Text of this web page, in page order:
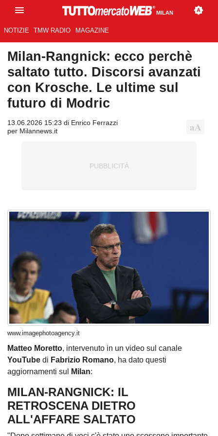
MILAN
NOTIZIE TMW RADIO MAGAZINE
Milan-Rangnick: ecco perchè
saltato tutto. Discorsi avanzati
con Krosche. Le ultime sul
futuro di Modric
13.06.2026 15:23 di Enrico Ferrazzi
per Milannews.it
www.imagephotoagency.it
Matteo Moretto, intervenuto in un video sul canale
YouTube di Fabrizio Romano, ha dato questi
aggiornamenti sul
Milan:
MILAN-RANGNICK: IL
RETROSCENA DIETRO
ALL'AFFARE SALTATO